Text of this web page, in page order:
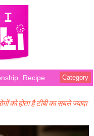
Recipe Category
को होता है टीबी का सबसे ज्यादा